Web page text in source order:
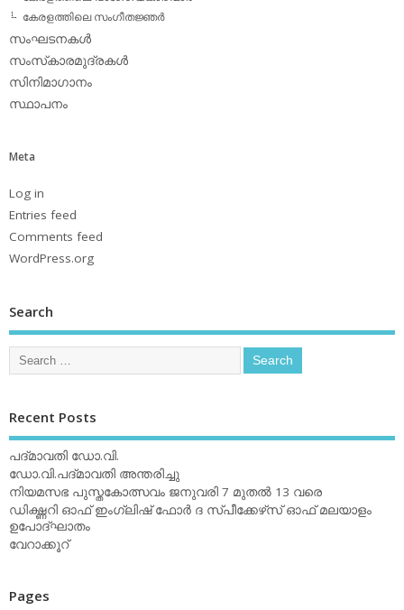
കേരളത്തിലെ സംഗീതജ്ഞര്‍
സംഘടനകള്‍
സംസ്‌കാരമുദ്രകള്‍
സിനിമാഗാനം
സ്ഥാപനം
Meta
Log in
Entries feed
Comments feed
WordPress.org
Search
Recent Posts
പദ്മാവതി ഡോ.വി.
ഡോ.വി.പദ്മാവതി അന്തരിച്ചു
നിയമസഭ പുസ്തകോത്സവം ജനുവരി 7 മുതല്‍ 13 വരെ
ഡിക്ഷ്ണറി ഓഫ് ഇംഗ്ലിഷ് ഫോര്‍ ദ സ്പീക്കേഴ്‌സ് ഓഫ് മലയാളം
ഉപോദ്ഘാതം
വേറാക്കൂറ്
Pages